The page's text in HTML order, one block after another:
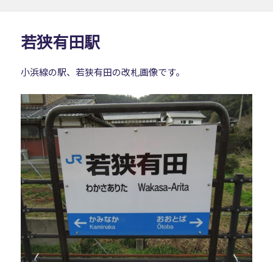
若狭有田駅
小浜線の駅、若狭有田の改札画像です。